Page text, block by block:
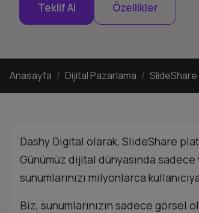
Teklif Al Özellikler
Anasayfa Dijital Pazarlama
Dashy Digital olarak, SlideShare
Günümüz dijital dünyasında sadece
sunumlarınızı milyonlarca
Biz, sunumlarınızın sadece görsel